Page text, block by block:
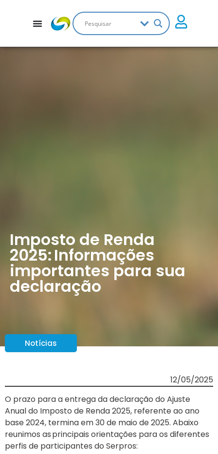
Imposto de Renda
2025: Informações
importantes para sua
declaração
Notícias
12/05/2025
O prazo para a entrega da declaração do Ajuste
Anual do Imposto de Renda 2025, referente ao ano
base 2024, termina em 30 de maio de 2025. Abaixo
reunimos as principais orientações para os diferentes
perfis de participantes do Serpros: